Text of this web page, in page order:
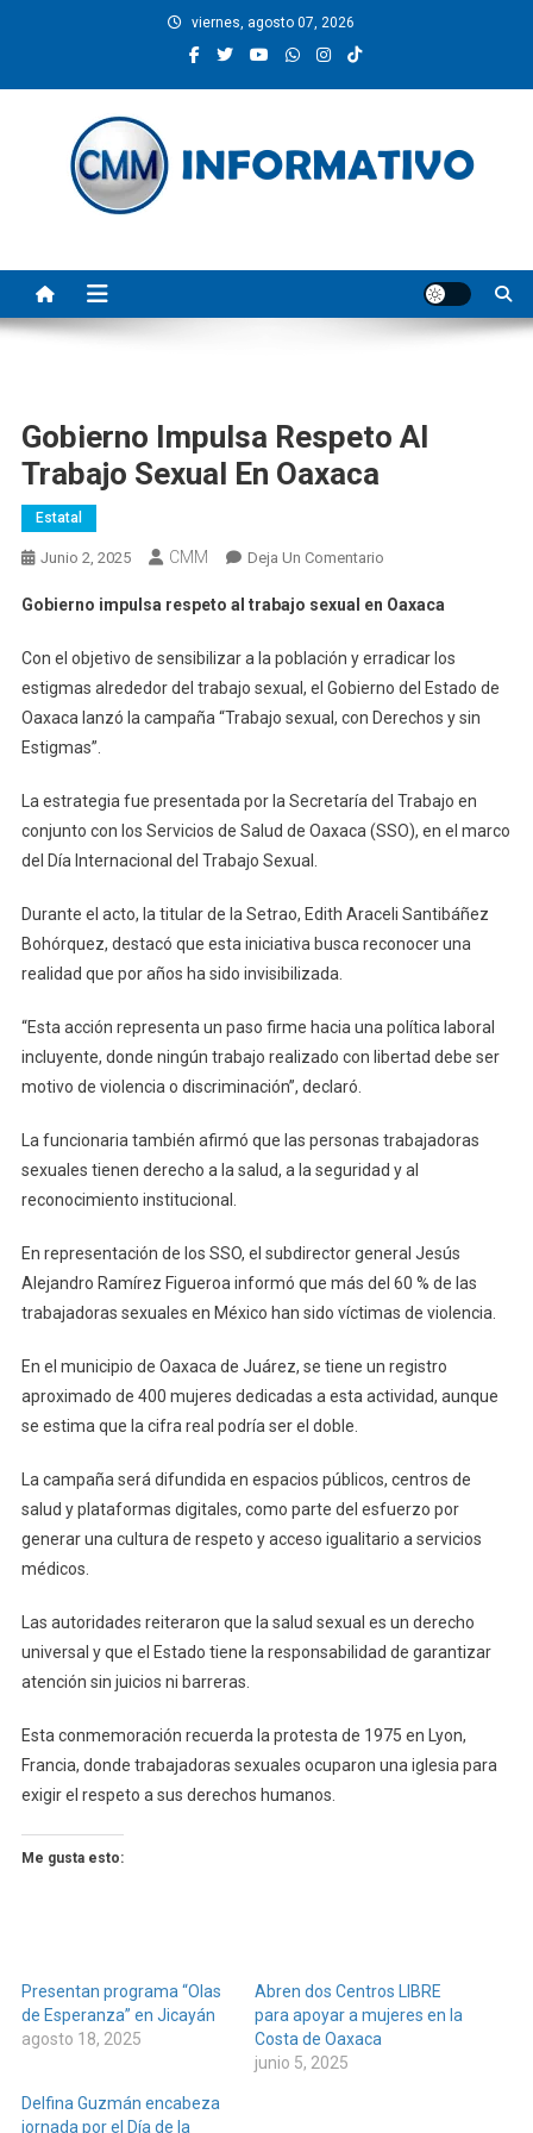
viernes, agosto 07, 2026
Gobierno Impulsa Respeto Al
Trabajo Sexual En Oaxaca
Estatal
Junio 2, 2025 CMM Deja Un ComentarioEn
Impulsa
Al
Trabajo
Sexual
Gobierno impulsa respeto al trabajo sexual en Oaxaca
Con el objetivo de sensibilizar a la población y erradicar los
estigmas alrededor del trabajo sexual, el Gobierno del Estado de
Oaxaca lanzó la campaña “Trabajo sexual, con Derechos y sin
Estigmas”.
La estrategia fue presentada por la Secretaría del Trabajo en
conjunto con los Servicios de Salud de Oaxaca (SSO), en el marco
del Día Internacional del Trabajo Sexual.
Durante el acto, la titular de la Setrao, Edith Araceli Santibáñez
Bohórquez, destacó que esta iniciativa busca reconocer una
realidad que por años ha sido invisibilizada.
“Esta acción representa un paso firme hacia una política laboral
incluyente, donde ningún trabajo realizado con libertad debe ser
motivo de violencia o discriminación”, declaró.
La funcionaria también afirmó que las personas trabajadoras
sexuales tienen derecho a la salud, a la seguridad y al
reconocimiento institucional.
En representación de los SSO, el subdirector general Jesús
Alejandro Ramírez Figueroa informó que más del 60 % de las
trabajadoras sexuales en México han sido víctimas de violencia.
En el municipio de Oaxaca de Juárez, se tiene un registro
aproximado de 400 mujeres dedicadas a esta actividad, aunque
se estima que la cifra real podría ser el doble.
La campaña será difundida en espacios públicos, centros de
salud y plataformas digitales, como parte del esfuerzo por
generar una cultura de respeto y acceso igualitario a servicios
médicos.
Las autoridades reiteraron que la salud sexual es un derecho
universal y que el Estado tiene la responsabilidad de garantizar
atención sin juicios ni barreras.
Esta conmemoración recuerda la protesta de 1975 en Lyon,
Francia, donde trabajadoras sexuales ocuparon una iglesia para
exigir el respeto a sus derechos humanos.
Me gusta esto:
Presentan programa “Olas
de Esperanza” en Jicayán
agosto 18, 2025
Abren dos Centros LIBRE
para apoyar a mujeres en la
Costa de Oaxaca
junio 5, 2025
Delfina Guzmán encabeza
jornada por el Día de la